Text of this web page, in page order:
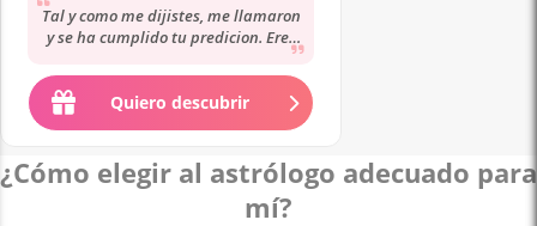
Tal y como me dijistes, me llamaron
y se ha cumplido tu predicion. Eres
un gran guia como tambien el don
de la...
Quiero descubrir
¿Cómo elegir al astrólogo adecuado para
mí?